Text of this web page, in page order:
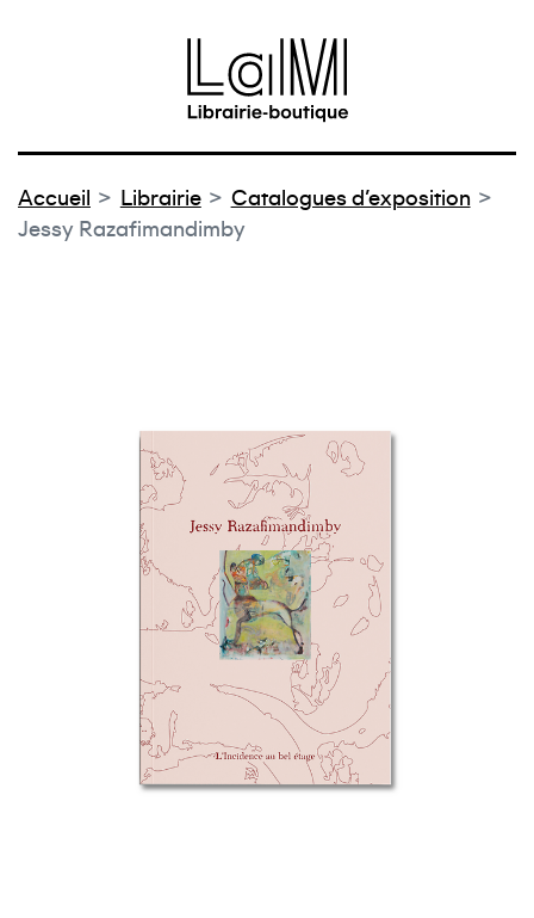
Accueil Librairie
Catalogues d'exposition
Jessy Razafimandimby